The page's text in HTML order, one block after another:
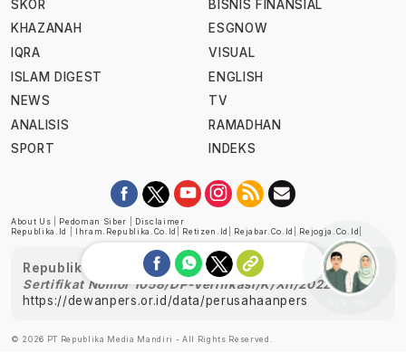
SKOR
KHAZANAH
IQRA
ISLAM DIGEST
NEWS
ANALISIS
SPORT
BISNIS FINANSIAL
ESGNOW
VISUAL
ENGLISH
TV
RAMADHAN
INDEKS
About Us Pedoman Siber
Disclaimer
Republika.id
Ihram.republika.co.id Retizen.id Rejabar.co.id Rejogja.co.id
Republika telah diverifikasi oleh Dewan Pers
Sertifikat Nomor 1058/DP-Verifikasi/K/XII/2022
https://dewanpers.or.id/data/perusahaanpers
© 2026 PT Republika Media Mandiri - All Rights Reserved.